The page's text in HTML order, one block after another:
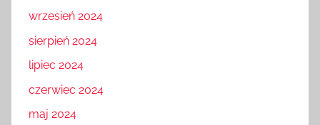
wrzesień 2024
sierpień 2024
lipiec 2024
czerwiec 2024
maj 2024